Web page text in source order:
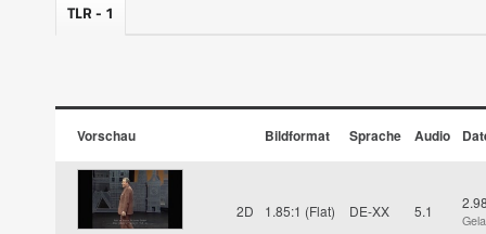
TLR - 1
Vorschau Bildformat Sprache Audio
2D 1.85:1 (Flat) DE-XX 5.1